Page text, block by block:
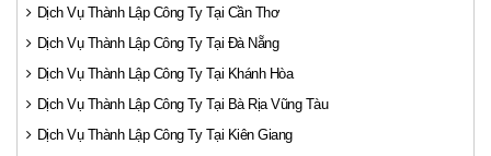
Dịch Vụ Thành Lập Công Ty Tại Cần Thơ
Dịch Vụ Thành Lập Công Ty Tại Đà Nẵng
Dịch Vụ Thành Lập Công Ty Tại Khánh Hòa
Dịch Vụ Thành Lập Công Ty Tại Bà Rịa Vũng Tàu
Dịch Vụ Thành Lập Công Ty Tại Kiên Giang